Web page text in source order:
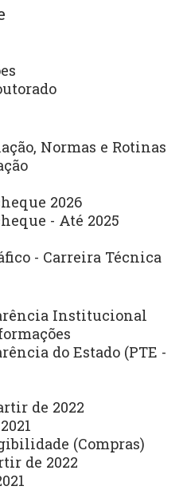
Normas e Rotinas
2026
- Até 2025
- Carreira Técnica
Institucional
do Estado (PTE -
de 2022
(Compras)
de 2022
(PET) do curso de
da
7488
portal/carta-de-
carta-de-servicos
presencial e
de Toledo - Andar Térreo –
Sociais Aplicadas. Rua
Maria - CEP: 85903-220,
das 13h30 às 17h.
03 DE MAIO DE 2024